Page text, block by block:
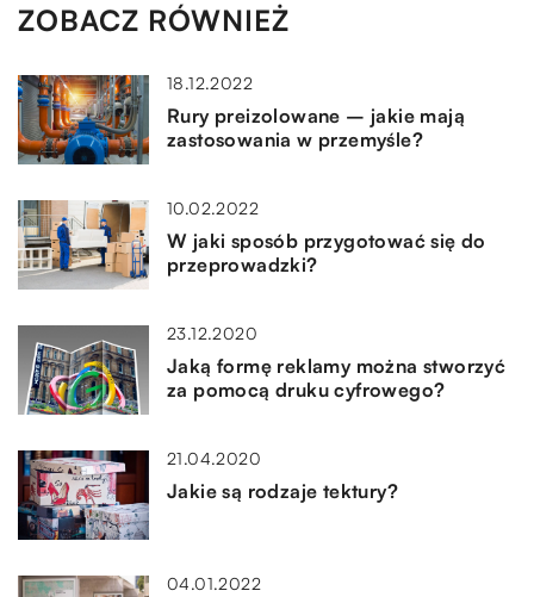
ZOBACZ RÓWNIEŻ
18.12.2022
Rury preizolowane – jakie mają
zastosowania w przemyśle?
10.02.2022
W jaki sposób przygotować się do
przeprowadzki?
23.12.2020
Jaką formę reklamy można stworzyć
za pomocą druku cyfrowego?
21.04.2020
Jakie są rodzaje tektury?
04.01.2022